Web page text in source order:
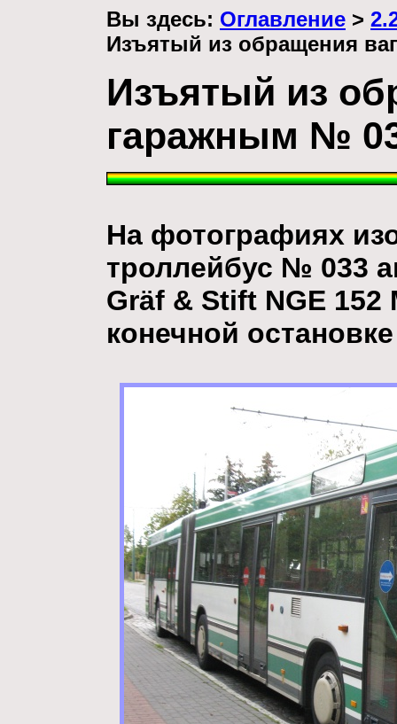
Вы здесь: Оглавление >
Изъятый из обращения
Изъятый из
гаражным №
На фотографиях
троллейбус № 033
Gräf & Stift NGE
конечной